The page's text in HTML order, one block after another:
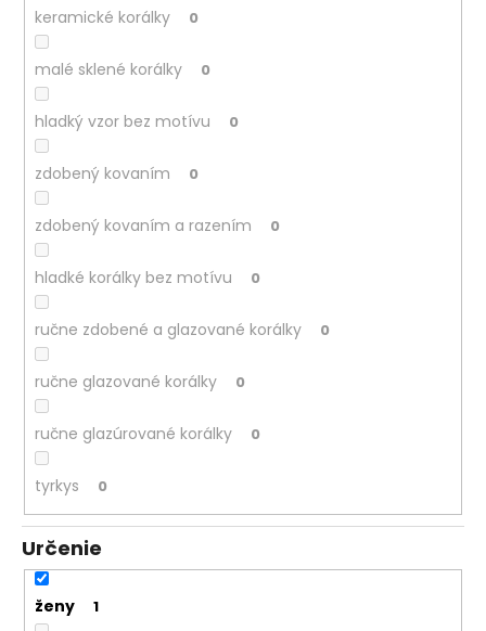
keramické korálky 0
malé sklené korálky 0
hladký vzor bez motívu 0
zdobený kovaním 0
zdobený kovaním a razením 0
hladké korálky bez motívu 0
ručne zdobené a glazované korálky 0
ručne glazované korálky 0
ručne glazúrované korálky 0
tyrkys 0
Určenie
ženy 1